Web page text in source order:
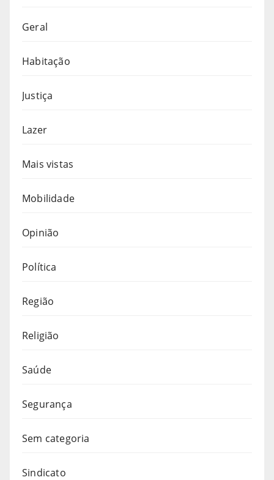
Geral
Habitação
Justiça
Lazer
Mais vistas
Mobilidade
Opinião
Política
Região
Religião
Saúde
Segurança
Sem categoria
Sindicato